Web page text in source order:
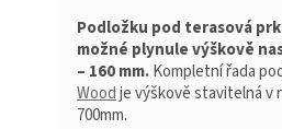
Podložku pod terasová
možné plynule výškově
– 160 mm.Kompletní řada
Woodje výškově stavitelná v
700mm.